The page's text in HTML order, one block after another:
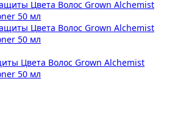
Цвета Волос Grown Alchemist
50 мл